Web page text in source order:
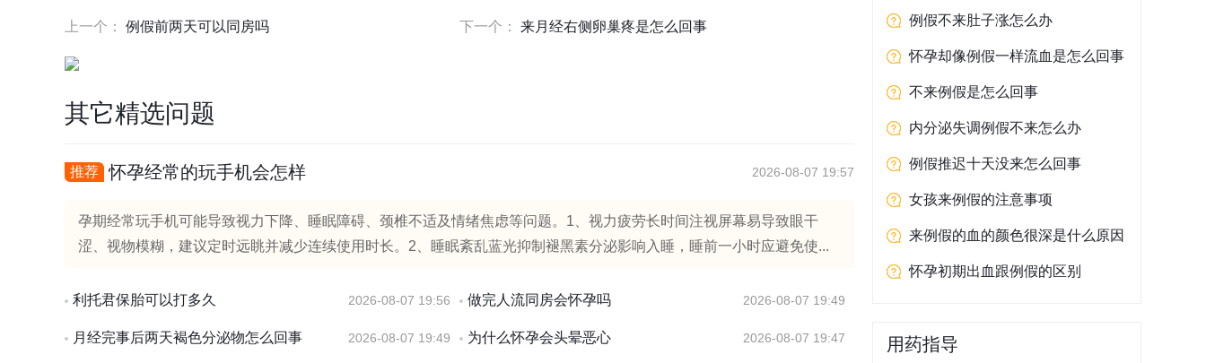
上一个： 例假前两天可以同房吗 下一个： 来月经右侧卵巢疼是怎么回事
其它精选问题
推荐 怀孕经常的玩手机会怎样 2026-08-07 19:57
孕期经常玩手机可能导致视力下降、睡眠障碍、颈椎不适及情绪焦虑等问题。1、视力疲劳长时间注视屏幕易导致眼干
涩、视物模糊，建议定时远眺并减少连续使用时长。2、睡眠紊乱蓝光抑制褪黑素分泌影响入睡，睡前一小时应避免使...
利托君保胎可以打多久 2026-08-07 19:56 做完人流同房会怀孕吗 2026-08-07 19:49
月经完事后两天褐色分泌物怎么回事 2026-08-07 19:49 为什么怀孕会头晕恶心 2026-08-07 19:47
例假不来肚子涨怎么办
怀孕却像例假一样流血是怎么回事
不来例假是怎么回事
内分泌失调例假不来怎么办
例假推迟十天没来怎么回事
女孩来例假的注意事项
来例假的血的颜色很深是什么原因
怀孕初期出血跟例假的区别
用药指导